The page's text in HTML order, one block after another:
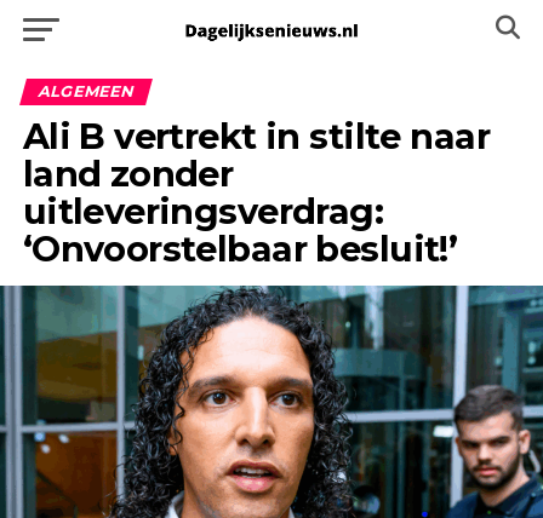
ALGEMEEN
Ali B vertrekt in stilte naar
land zonder
uitleveringsverdrag:
‘Onvoorstelbaar besluit!’